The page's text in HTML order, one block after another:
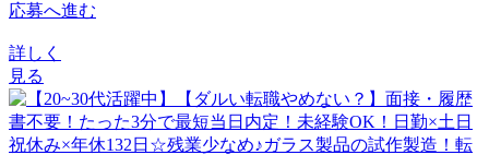
応募へ進む
詳しく
見る